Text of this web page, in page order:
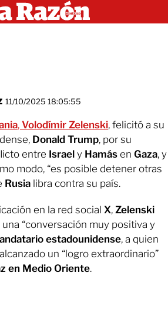
11/10/2025 18:05:55
, Volodímir Zelenski, felicitó a su
Donald Trump, por su
entre Israel y Hamás en Gaza, y
modo, “es posible detener otras
Rusia libra contra su país.
en la red social X, Zelenski
“conversación muy positiva y
estadounidense, a quien
un “logro extraordinario”
en Medio Oriente.